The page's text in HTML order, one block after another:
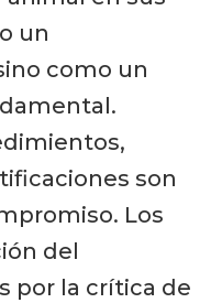
un
como un
son
Los
del
por la crítica de